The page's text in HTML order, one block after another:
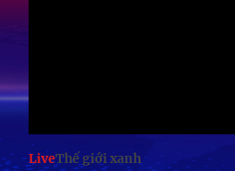
LiveThế giới xanh